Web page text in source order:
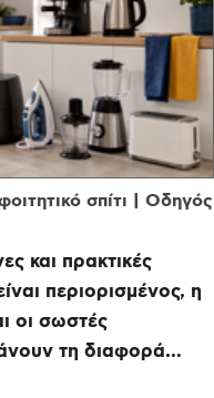
σπίτι | Οδηγός
και πρακτικές
περιορισμένος, η
οι σωστές
τη διαφορά